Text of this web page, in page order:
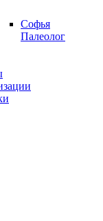
Софья
Палеолог